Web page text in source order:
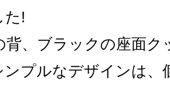
た!
背、ブラックの座面ク
ンプルなデザインは、